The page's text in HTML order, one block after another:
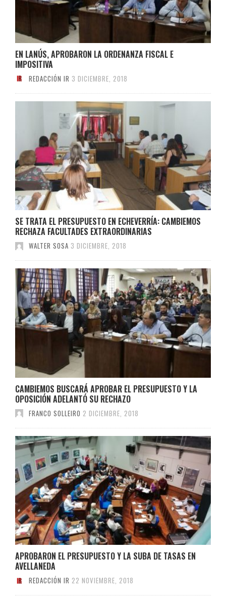
EN LANÚS, APROBARON LA ORDENANZA FISCAL E
IMPOSITIVA
REDACCIÓN IR 3 DICIEMBRE, 2018
SE TRATA EL PRESUPUESTO EN ECHEVERRÍA: CAMBIEMOS
RECHAZA FACULTADES EXTRAORDINARIAS
WALTER SOSA 3 DICIEMBRE, 2018
CAMBIEMOS BUSCARÁ APROBAR EL PRESUPUESTO Y LA
OPOSICIÓN ADELANTÓ SU RECHAZO
FRANCO SOLLEIRO 2 DICIEMBRE, 2018
APROBARON EL PRESUPUESTO Y LA SUBA DE TASAS EN
AVELLANEDA
REDACCIÓN IR 22 NOVIEMBRE, 2018